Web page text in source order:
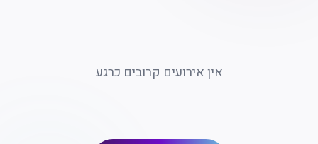
אין אירועים קרובים כרגע